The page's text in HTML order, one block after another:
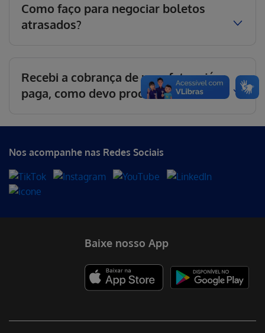
Como faço para negociar boletos
atrasados?
Recebi a cobrança de uma fatura já
paga, como devo proceder?
Nos acompanhe nas Redes Sociais
Baixe nosso App